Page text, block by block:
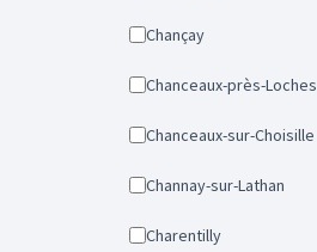
Chançay
Chanceaux-près-Loches
Chanceaux-sur-Choisille
Channay-sur-Lathan
Charentilly